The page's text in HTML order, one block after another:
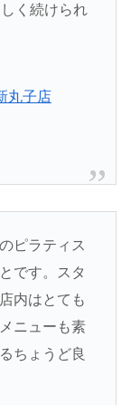
く続けられ
丸子店
ピラティス
です。スタ
内はとても
ニューも素
ちょうど良